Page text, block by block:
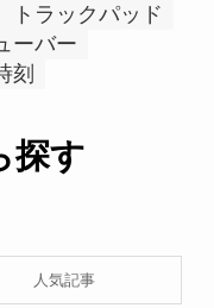
トラックパッド
ーバー
刻
探す
人気記事